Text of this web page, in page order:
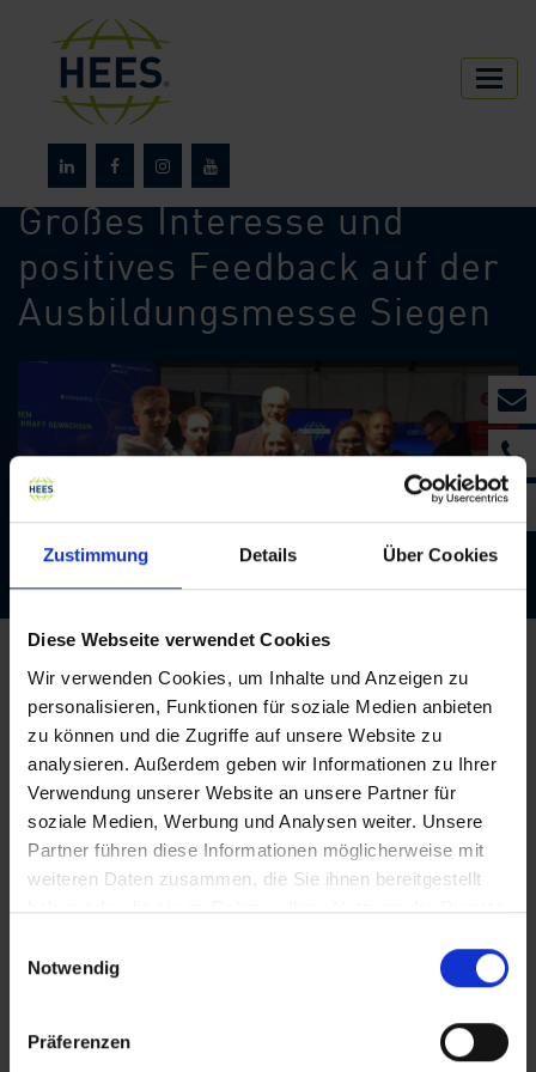
Zustimmung Details Über Cookies
Diese Webseite verwendet Cookies
Wir verwenden Cookies, um Inhalte und Anzeigen zu
personalisieren, Funktionen für soziale Medien anbieten
zu können und die Zugriffe auf unsere Website zu
analysieren. Außerdem geben wir Informationen zu Ihrer
Verwendung unserer Website an unsere Partner für
soziale Medien, Werbung und Analysen weiter. Unsere
Partner führen diese Informationen möglicherweise mit
weiteren Daten zusammen, die Sie ihnen bereitgestellt
haben oder die sie im Rahmen Ihrer Nutzung der Dienste
Notwendig
Präferenzen
Über HEES News
Großes Interesse und
positives Feedback auf der
Ausbildungsmesse Siegen
Auch im Jahr 2019 war die Hees Bürowelt wieder mit einem
Stand auf der Ausbildungsmesse in der Siegerlandhalle
vertreten.
Mehr als 125 Unternehmen und Institutionen aus der Region
nutzten die Gelegenheit, um über die vielseitigen
Ausbildungschancen zu informieren.
Auf der eigens eingerichteten Handwerkermeile präsentierte sich
Perspektiven einer Ausbildung, die HEES als Büro-Vollsortimenter